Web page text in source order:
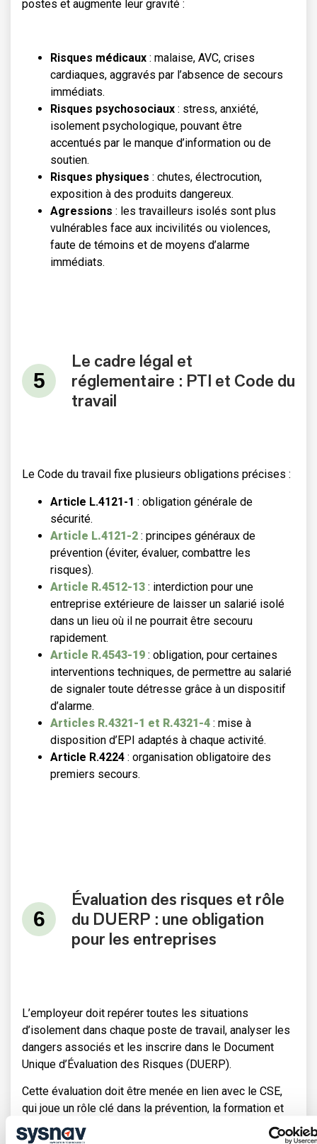
postes et augmente leur gravité :
Risques médicaux : malaise, AVC, crises
cardiaques, aggravés par l’absence de secours
immédiats.
Risques psychosociaux : stress, anxiété,
isolement psychologique, pouvant être
accentués par le manque d’information ou de
soutien.
Risques physiques : chutes, électrocution,
exposition à des produits dangereux.
Agressions : les travailleurs isolés sont plus
vulnérables face aux incivilités ou violences,
faute de témoins et de moyens d’alarme
immédiats.
Le cadre légal et
réglementaire : PTI et Code du
travail
Le Code du travail fixe plusieurs obligations précises :
Article L.4121-1 : obligation générale de
sécurité.
Article L.4121-2 : principes généraux de
prévention (éviter, évaluer, combattre les
risques).
Article R.4512-13 : interdiction pour une
entreprise extérieure de laisser un salarié isolé
dans un lieu où il ne pourrait être secouru
rapidement.
Article R.4543-19 : obligation, pour certaines
interventions techniques, de permettre au salarié
de signaler toute détresse grâce à un dispositif
d’alarme.
Articles R.4321-1 et R.4321-4 : mise à
disposition d’EPI adaptés à chaque activité.
Article R.4224 : organisation obligatoire des
premiers secours.
Évaluation des risques et rôle
du DUERP : une obligation
pour les entreprises
L’employeur doit repérer toutes les situations
d’isolement dans chaque poste de travail, analyser les
dangers associés et les inscrire dans le Document
Unique d’Évaluation des Risques (DUERP).
Cette évaluation doit être menée en lien avec le CSE,
qui joue un rôle clé dans la prévention, la formation et
l’information des salariés.